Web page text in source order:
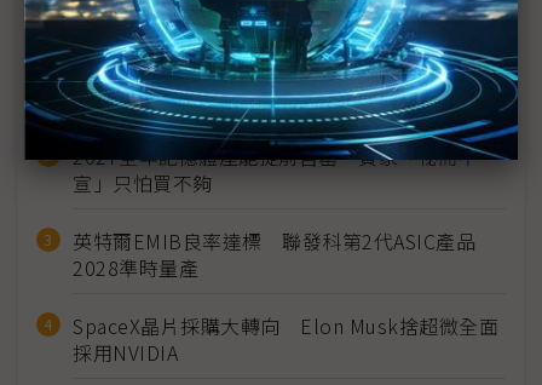
近７天熱門報導
MLCC訂單過熱、出貨比創高 村田示警全球AI基
建熱潮將趨緩
2027全年記憶體產能提前售罄 買家「祕而不
宣」只怕買不夠
英特爾EMIB良率達標 聯發科第2代ASIC產品
2028準時量產
SpaceX晶片採購大轉向 Elon Musk捨超微全面
採用NVIDIA